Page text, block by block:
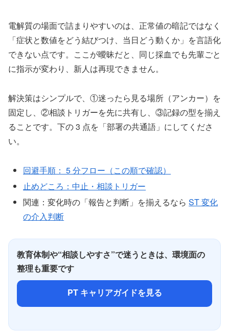
電解質の場面で詰まりやすいのは、正常値の暗記ではなく
「症状と数値をどう結びつけ、当日どう動くか」を言語化
できない点です。ここが曖昧だと、同じ採血でも先輩ごと
に指示が変わり、新人は再現できません。
解決策はシンプルで、①迷ったら見る場所（アンカー）を
固定し、②相談トリガーを先に共有し、③記録の型を揃え
ることです。下の 3 点を「部署の共通語」にしてくださ
い。
回避手順： 5 分フロー（この順で確認）
止めどころ：中止・相談トリガー
関連：変化時の「報告と判断」を揃えるならST 変化
の介入判断
教育体制や“相談しやすさ”で迷うときは、環境面の
整理も重要です
PT キャリアガイドを見る